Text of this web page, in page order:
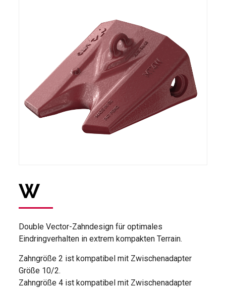
W
Double Vector-Zahndesign für optimales
Eindringverhalten in extrem kompakten Terrain.
Zahngröße 2 ist kompatibel mit Zwischenadapter
Größe 10/2.
Zahngröße 4 ist kompatibel mit Zwischenadapter